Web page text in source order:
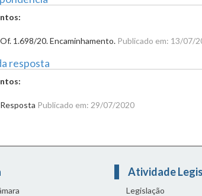
Of. 1.698/20. Encaminhamento. Publicado em: 13/07/
resposta
Resposta Publicado em: 29/07/2020
Atividade
Legislação